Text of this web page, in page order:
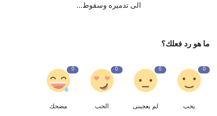
الى تدميره وسقوط...
ما هو رد فعلك؟
0
يحب
0
لم يعجبنى
0
الحب
0
مضحك